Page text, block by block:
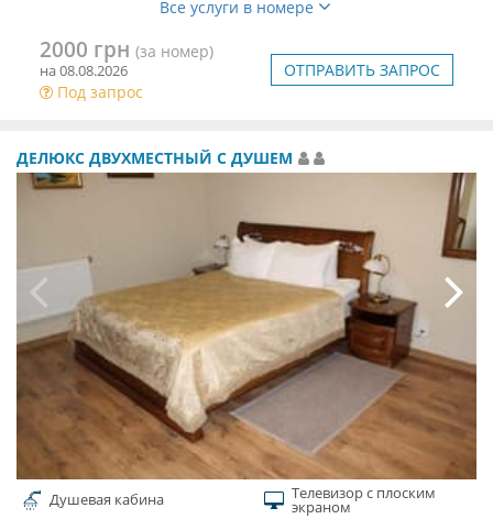
Все услуги в номере
2000 грн (за номер)
на 08.08.2026
Под запрос
ОТПРАВИТЬ ЗАПРОС
ДЕЛЮКС ДВУХМЕСТНЫЙ С ДУШЕМ
Душевая кабина Телевизор с плоским
экраном